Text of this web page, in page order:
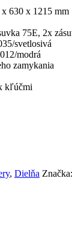
630 x 1215 mm
75E, 2x
svetlosivá
modrá
zamykania
kľúčmi
, Dielňa Značka: